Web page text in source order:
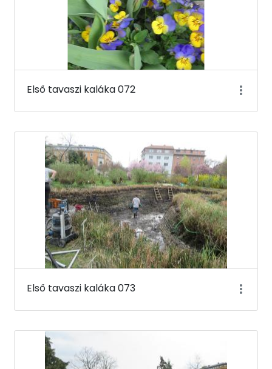
Első tavaszi kaláka 072
Első tavaszi kaláka 073